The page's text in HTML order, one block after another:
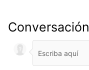
Conversación